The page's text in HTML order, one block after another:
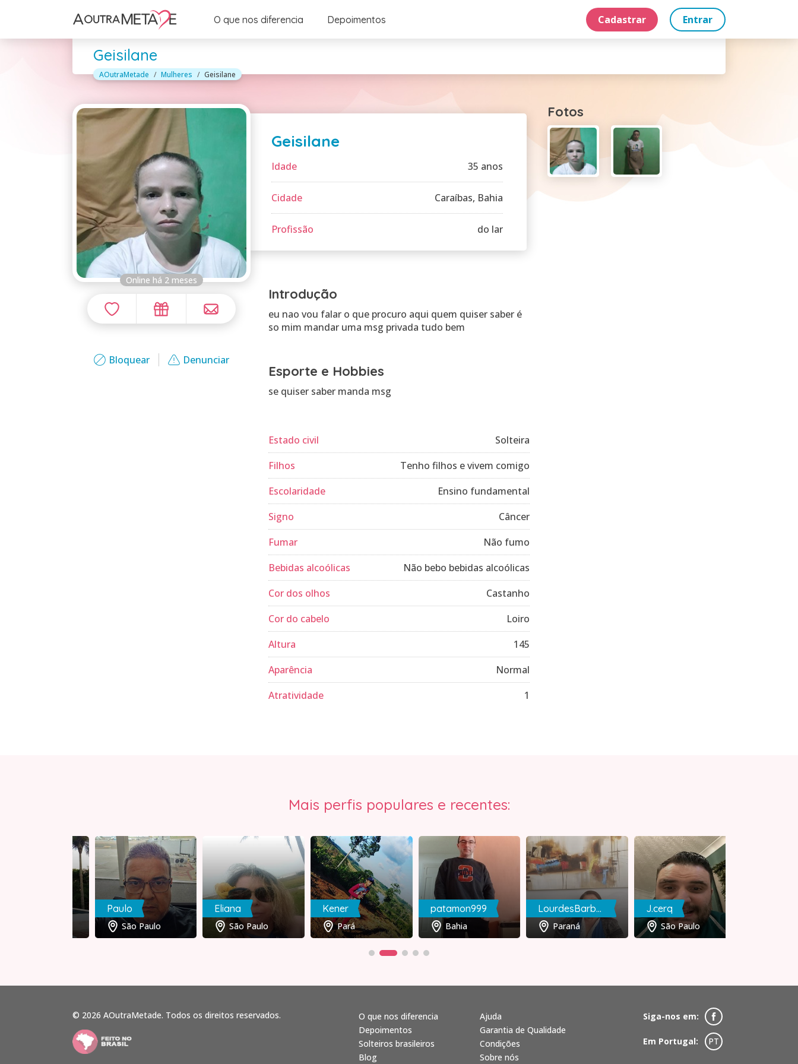
O que nos diferencia Depoimentos Cadastrar Entrar
Geisilane
AOutraMetade Mulheres Geisilane
Online há 2 meses
Bloquear Denunciar
Geisilane
Idade 35 anos
Cidade Caraíbas, Bahia
Profissão do lar
Introdução
eu nao vou falar o que procuro aqui quem quiser saber é
so mim mandar uma msg privada tudo bem
Esporte e Hobbies
se quiser saber manda msg
Estado civil
Solteira
Filhos
Tenho filhos e vivem comigo
Escolaridade
Ensino fundamental
Signo
Câncer
Fumar
Não fumo
Bebidas alcoólicas
Não bebo bebidas alcoólicas
Cor dos olhos
Castanho
Cor do cabelo
Loiro
Altura
145
Aparência
Normal
Atratividade
1
Fotos
Mais perfis populares e recentes:
Paulo
São Paulo
Eliana
São Paulo
Kener
Pará
patamon999
Bahia
LourdesBarboza
Paraná
J.cerq
São Paulo
© 2026 AOutraMetade. Todos os direitos reservados.
O que nos diferencia
Depoimentos
Solteiros brasileiros
Blog
Ajuda
Garantia de Qualidade
Condições
Sobre nós
Siga-nos em:
Em Portugal: PT